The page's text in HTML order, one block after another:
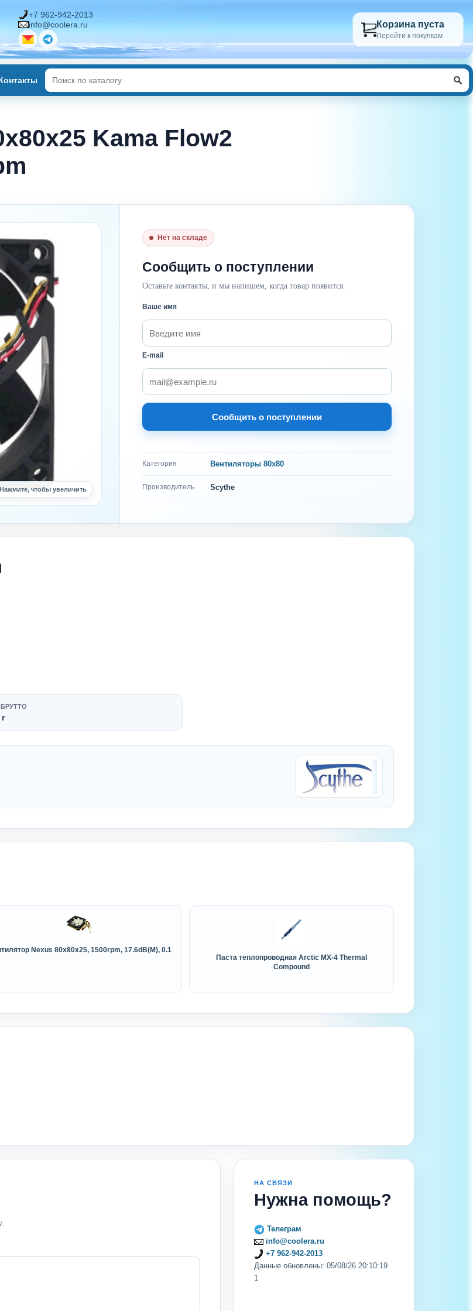
+7 962-942-2013
info@coolera.ru
Корзина пуста
Перейти к покупкам
Kama Flow2
Нажмите, чтобы увеличить
Нет на складе
Сообщить о поступлении
Оставьте контакты, и мы напишем, когда товар появится.
Ваше имя
E-mail
Сообщить о поступлении
Категория Вентиляторы 80х80
Производитель Scythe
Nexus 80x80x25, 1500rpm, 17.6dB(M), 0.1
Паста теплопроводная Arctic MX-4 Thermal
Compound
НА СВЯЗИ
Нужна помощь?
Телеграм
info@coolera.ru
+7 962-942-2013
Данные обновлены: 05/08/26 20:10:19
1